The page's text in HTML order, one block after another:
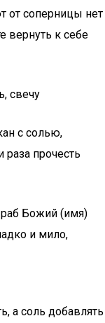
от соперницы нет
вернуть к себе
свечу
с солью,
прочесть
раб Божий (имя)
и мило,
а соль добавлять